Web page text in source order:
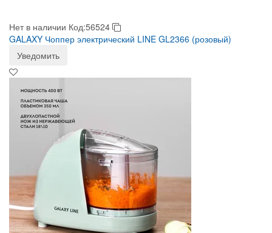
Нет в наличии Код:56524
GALAXY Чоппер электрический LINE GL2366 (розовый)
Уведомить